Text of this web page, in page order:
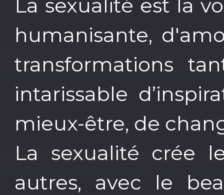
La sexualité est la
humanisante,
transformations
intarissable
mieux-être, de
La sexualité crée
autres, avec le